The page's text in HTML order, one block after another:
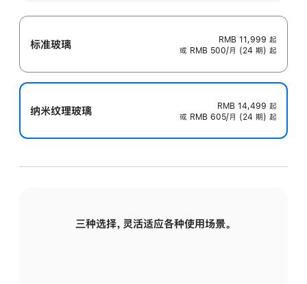
标准玻璃 RMB 11,999 起
或 RMB 500/月 (24 期) 起
纳米纹理玻璃 RMB 14,499 起
或 RMB 605/月 (24 期) 起
三种选择，灵活适应各种使用场景。